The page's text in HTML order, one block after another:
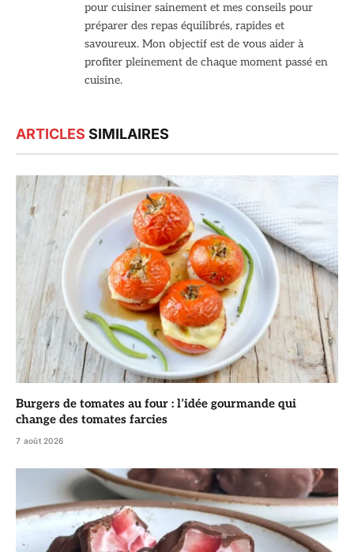
pour cuisiner sainement et mes conseils pour
préparer des repas équilibrés, rapides et
savoureux. Mon objectif est de vous aider à
profiter pleinement de chaque moment passé en
cuisine.
ARTICLES SIMILAIRES
Burgers de tomates au four : l’idée gourmande qui
change des tomates farcies
7 août 2026